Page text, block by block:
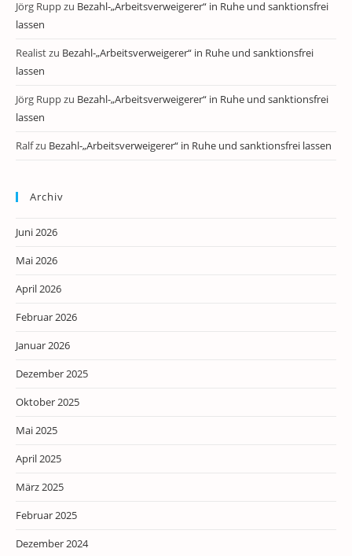
Jörg Ruppzu Bezahl-„Arbeitsverweigerer“ in Ruhe und sanktionsfrei
lassen
Realistzu Bezahl-„Arbeitsverweigerer“ in Ruhe und sanktionsfrei
lassen
Jörg Ruppzu Bezahl-„Arbeitsverweigerer“ in Ruhe und sanktionsfrei
lassen
Ralfzu Bezahl-„Arbeitsverweigerer“ in Ruhe und sanktionsfrei lassen
Archiv
Juni 2026
Mai 2026
April 2026
Februar 2026
Januar 2026
Dezember 2025
Oktober 2025
Mai 2025
April 2025
März 2025
Februar 2025
Dezember 2024